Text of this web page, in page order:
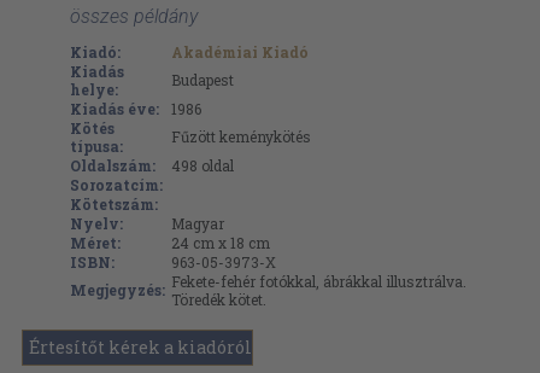
összes példány
Kiadó:
Akadémiai Kiadó
Kiadás
helye:
Budapest
Kiadás éve:
1986
Kötés
típusa:
Fűzött keménykötés
Oldalszám:
498 oldal
Sorozatcím:
Kötetszám:
Nyelv:
Magyar
Méret:
24 cm x 18 cm
ISBN:
963-05-3973-X
Megjegyzés: Fekete-fehér fotókkal, ábrákkal illusztrálva.
Töredék kötet.
Értesítőt kérek a kiadóról